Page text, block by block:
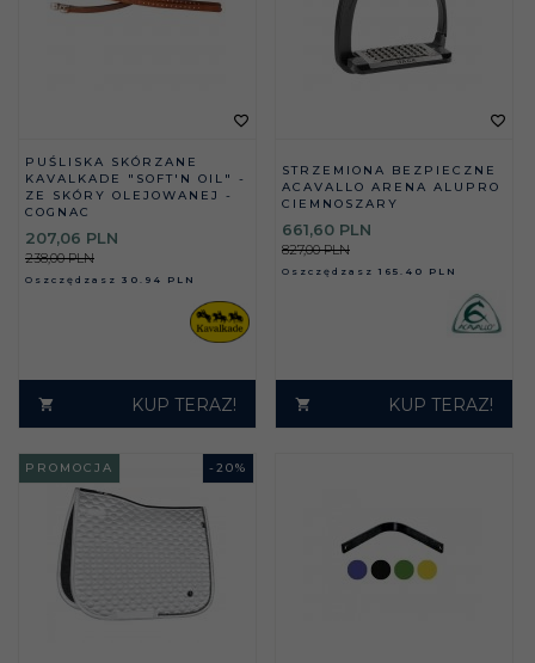
PUŚLISKA SKÓRZANE
KAVALKADE "SOFT'N OIL" -
ZE SKÓRY OLEJOWANEJ -
COGNAC
207,06 PLN
238,00 PLN
Oszczędzasz 30.94 PLN
KUP TERAZ!
STRZEMIONA BEZPIECZNE
ACAVALLO ARENA ALUPRO
CIEMNOSZARY
661,60 PLN
827,00 PLN
Oszczędzasz 165.40 PLN
KUP TERAZ!
- 20%
PROMOCJA